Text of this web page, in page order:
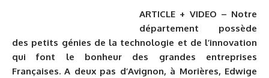
ARTICLE + VIDEO – Notre
département possède
des petits génies de la technologie et de l’innovation
qui font le bonheur des grandes entreprises
Françaises. A deux pas d’Avignon, à Morières, Edwige